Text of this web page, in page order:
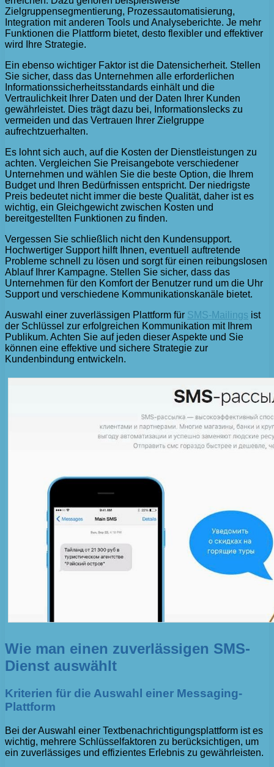
Zielgruppensegmentierung, Prozessautomatisierung,
Integration mit anderen Tools und Analyseberichte. Je mehr
Funktionen die Plattform bietet, desto flexibler und effektiver
wird Ihre Strategie.
Ein ebenso wichtiger Faktor ist die Datensicherheit. Stellen
Sie sicher, dass das Unternehmen alle erforderlichen
Informationssicherheitsstandards einhält und die
Vertraulichkeit Ihrer Daten und der Daten Ihrer Kunden
gewährleistet. Dies trägt dazu bei, Informationslecks zu
vermeiden und das Vertrauen Ihrer Zielgruppe
aufrechtzuerhalten.
Es lohnt sich auch, auf die Kosten der Dienstleistungen zu
achten. Vergleichen Sie Preisangebote verschiedener
Unternehmen und wählen Sie die beste Option, die Ihrem
Budget und Ihren Bedürfnissen entspricht. Der niedrigste
Preis bedeutet nicht immer die beste Qualität, daher ist es
wichtig, ein Gleichgewicht zwischen Kosten und
bereitgestellten Funktionen zu finden.
Vergessen Sie schließlich nicht den Kundensupport.
Hochwertiger Support hilft Ihnen, eventuell auftretende
Probleme schnell zu lösen und sorgt für einen reibungslosen
Ablauf Ihrer Kampagne. Stellen Sie sicher, dass das
Unternehmen für den Komfort der Benutzer rund um die Uhr
Support und verschiedene Kommunikationskanäle bietet.
Auswahl einer zuverlässigen Plattform für SMS-Mailings ist
der Schlüssel zur erfolgreichen Kommunikation mit Ihrem
Publikum. Achten Sie auf jeden dieser Aspekte und Sie
können eine effektive und sichere Strategie zur
Kundenbindung entwickeln.
Wie man einen zuverlässigen SMS-
Dienst auswählt
Kriterien für die Auswahl einer Messaging-
Plattform
Bei der Auswahl einer Textbenachrichtigungsplattform ist es
wichtig, mehrere Schlüsselfaktoren zu berücksichtigen, um
ein zuverlässiges und effizientes Erlebnis zu gewährleisten.